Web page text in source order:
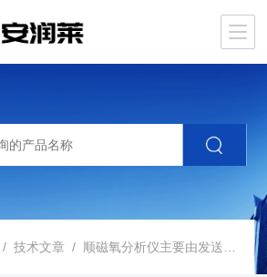
/技术文章 / 顺磁氧分析仪主要由发送器和接收器两部分组成